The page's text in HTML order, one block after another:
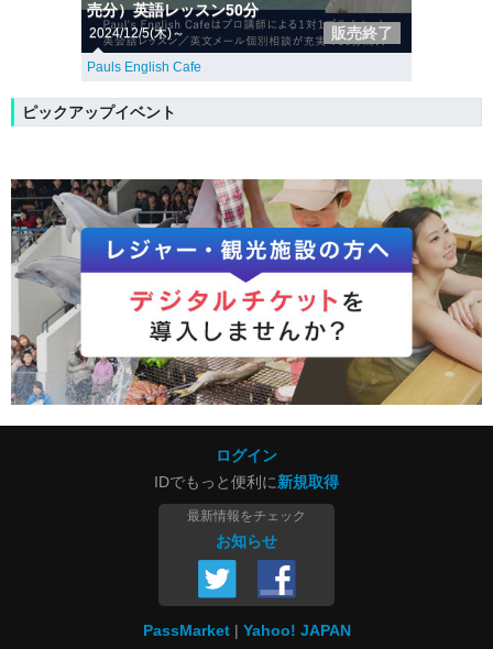
売分）英語レッスン50分
2024/12/5(木)～ 販売終了
Pauls English Cafe
ピックアップイベント
ログイン
IDでもっと便利に新規取得
最新情報をチェック
お知らせ
PassMarket Yahoo! JAPAN